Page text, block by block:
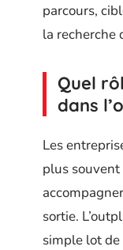
parcours,
la recherche
Quel
dans
Les
plus
sortie.
simple lot